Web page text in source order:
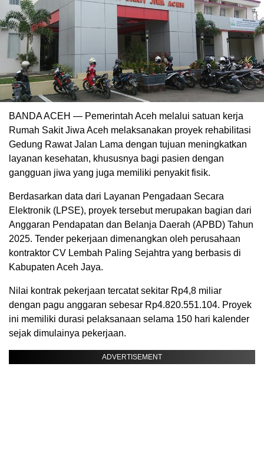
BANDA ACEH — Pemerintah Aceh melalui satuan kerja
Rumah Sakit Jiwa Aceh melaksanakan proyek rehabilitasi
Gedung Rawat Jalan Lama dengan tujuan meningkatkan
layanan kesehatan, khususnya bagi pasien dengan
gangguan jiwa yang juga memiliki penyakit fisik.
Berdasarkan data dari Layanan Pengadaan Secara
Elektronik (LPSE), proyek tersebut merupakan bagian dari
Anggaran Pendapatan dan Belanja Daerah (APBD) Tahun
2025. Tender pekerjaan dimenangkan oleh perusahaan
kontraktor CV Lembah Paling Sejahtra yang berbasis di
Kabupaten Aceh Jaya.
Nilai kontrak pekerjaan tercatat sekitar Rp4,8 miliar
dengan pagu anggaran sebesar Rp4.820.551.104. Proyek
ini memiliki durasi pelaksanaan selama 150 hari kalender
sejak dimulainya pekerjaan.
ADVERTISEMENT